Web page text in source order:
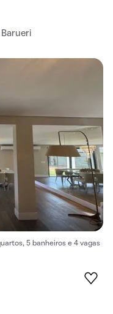
Barueri
5 banheiros e 4 vagas